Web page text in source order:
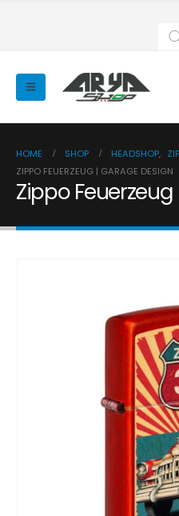
HOME SHOP HEADSHOP,
ZIPPO FEUERZEUG | GARAGE DESIGN
Zippo